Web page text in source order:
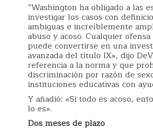
“Washington ha obligado a las
investigar los casos con
ambiguas e increíblemente
abuso y acoso. Cualquier
puede convertirse en una
avanzada del título IX», dijo
referencia a la norma y que
discriminación por razón de
instituciones educativas con
Y añadió: «Si todo es acoso,
lo es».
Dos meses de plazo